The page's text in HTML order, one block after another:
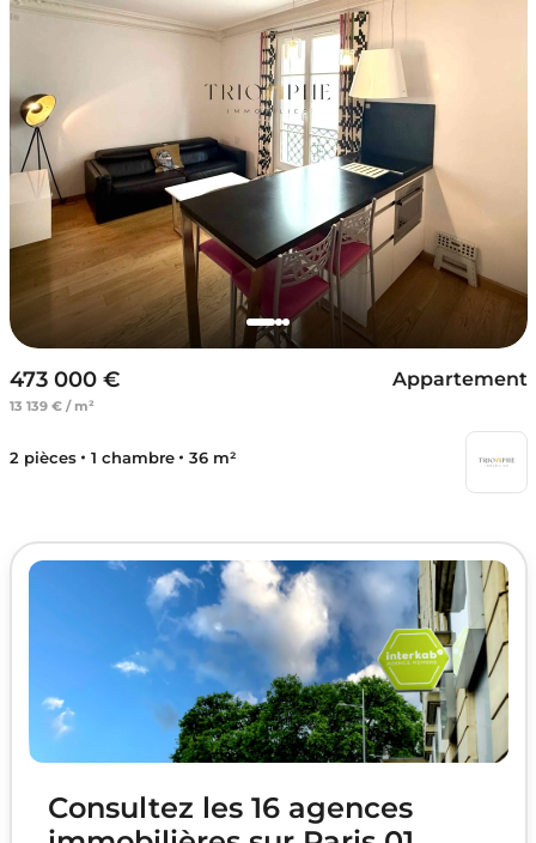
473 000 €
13 139 € / m²
Appartement
2 pièces 1 chambre 36 m²
Consultez les 16 agences